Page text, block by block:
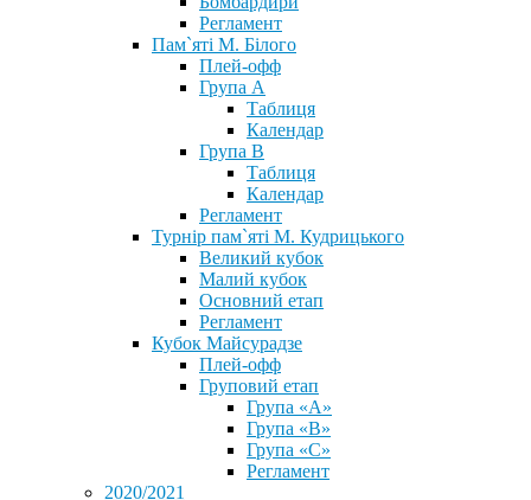
Регламент
Пам`яті М. Білого
Плей-офф
Група А
Таблиця
Календар
Група В
Таблиця
Календар
Регламент
Турнір пам`яті М. Кудрицького
Великий кубок
Малий кубок
Основний етап
Регламент
Кубок Майсурадзе
Плей-офф
Груповий етап
Група «А»
Група «B»
Група «C»
Регламент
2020/2021